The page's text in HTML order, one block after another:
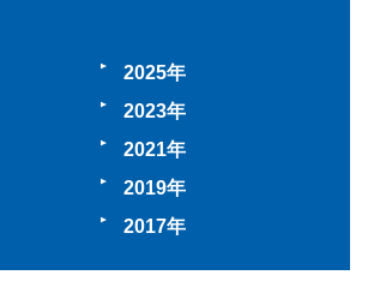
2025
2023
2021
2019
2017